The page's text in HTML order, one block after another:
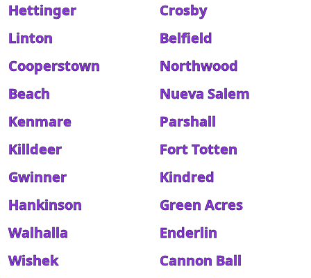
Hettinger
Crosby
Linton
Belfield
Cooperstown
Northwood
Beach
Nueva Salem
Kenmare
Parshall
Killdeer
Fort Totten
Gwinner
Kindred
Hankinson
Green Acres
Walhalla
Enderlin
Wishek
Cannon Ball